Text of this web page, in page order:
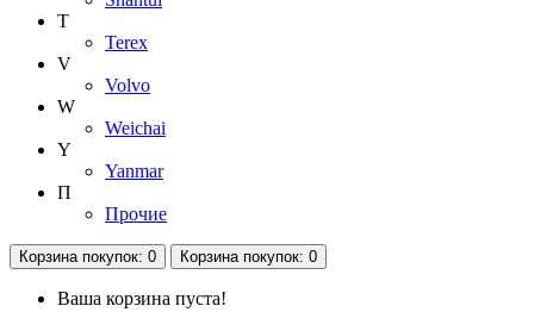
T
Terex
V
Volvo
W
Weichai
Y
Yanmar
П
Прочие
Корзинапокупок: 0 Корзинапокупок: 0
Ваша корзина пуста!